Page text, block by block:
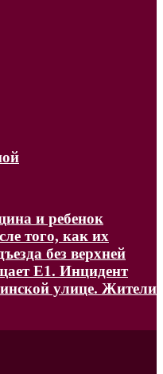
и ребенок
того, как их
без верхней
Е1. Инцидент
улице. Жители